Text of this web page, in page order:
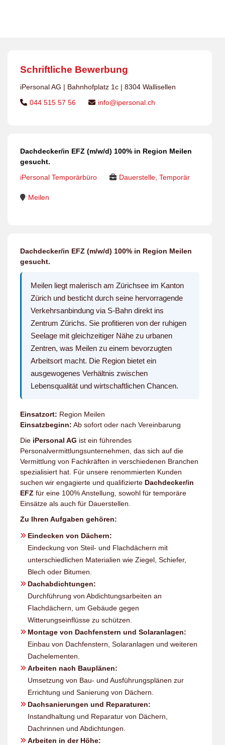
Schriftliche Bewerbung
iPersonal AG | Bahnhofplatz 1c | 8304 Wallisellen
044 515 57 56
info@ipersonal.ch
Dachdecker/in EFZ (m/w/d) 100% in Region Meilen
gesucht.
iPersonal Temporärbüro
Dauerstelle, Temporär
Meilen
Dachdecker/in EFZ (m/w/d) 100% in Region Meilen
gesucht.
Meilen liegt malerisch am Zürichsee im Kanton
Zürich und besticht durch seine hervorragende
Verkehrsanbindung via S-Bahn direkt ins
Zentrum Zürichs. Sie profitieren von der ruhigen
Seelage mit gleichzeitiger Nähe zu urbanen
Zentren, was Meilen zu einem bevorzugten
Arbeitsort macht. Die Region bietet ein
ausgewogenes Verhältnis zwischen
Lebensqualität und wirtschaftlichen Chancen.
Einsatzort: Region Meilen
Einsatzbeginn: Ab sofort oder nach Vereinbarung
Die iPersonal AG ist ein führendes
Personalvermittlungsunternehmen, das sich auf die
Vermittlung von Fachkräften in verschiedenen Branchen
spezialisiert hat. Für unsere renommierten Kunden
suchen wir engagierte und qualifizierte Dachdecker/in
EFZ für eine 100% Anstellung, sowohl für temporäre
Einsätze als auch für Dauerstellen.
Zu Ihren Aufgaben gehören:
Eindecken von Dächern:
Eindeckung von Steil- und Flachdächern mit
unterschiedlichen Materialien wie Ziegel, Schiefer,
Blech oder Bitumen.
Dachabdichtungen:
Durchführung von Abdichtungsarbeiten an
Flachdächern, um Gebäude gegen
Witterungseinflüsse zu schützen.
Montage von Dachfenstern und Solaranlagen:
Einbau von Dachfenstern, Solaranlagen und weiteren
Dachelementen.
Arbeiten nach Bauplänen:
Umsetzung von Bau- und Ausführungsplänen zur
Errichtung und Sanierung von Dächern.
Dachsanierungen und Reparaturen:
Instandhaltung und Reparatur von Dächern,
Dachrinnen und Abdichtungen.
Arbeiten in der Höhe: